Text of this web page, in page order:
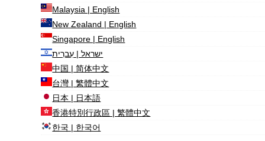
Malaysia | English
New Zealand | English
Singapore | English
ישראל | עִברִית
中国 | 简体中文
台灣 | 繁體中文
日本 | 日本語
香港特別行政區 | 繁體中文
한국 | 한국어